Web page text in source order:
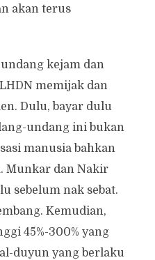
akan terus
kejam dan
memijak dan
Dulu, bayar dulu
undang ini bukan
manusia bahkan
Munkar dan Nakir
sebelum nak sebat.
Kemudian,
45%-300% yang
duyun yang berlaku